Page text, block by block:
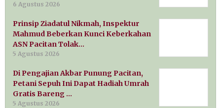
6 Agustus 2026
Prinsip Ziadatul Nikmah, Inspektur
Mahmud Beberkan Kunci Keberkahan
ASN Pacitan Tolak…
5 Agustus 2026
Di Pengajian Akbar Punung Pacitan,
Petani Sepuh Ini Dapat Hadiah Umrah
Gratis Bareng …
5 Agustus 2026